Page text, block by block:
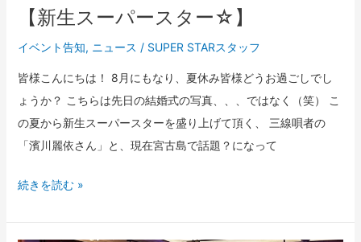
【新生スーパースター☆】
イベント告知, ニュース / SUPER STARスタッフ
皆様こんにちは！ 8月にもなり、夏休み皆様どうお過ごしでし
ょうか？ こちらは先日の結婚式の写真、、、ではなく（笑） こ
の夏から新生スーパースターを盛り上げて頂く、 三線唄者の
「濱川麗依さん」と、現在宮古島で話題？になって
【新
ー
パ
ー
ス
続きを読む »